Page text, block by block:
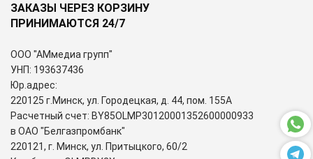
ЗАКАЗЫ ЧЕРЕЗ КОРЗИНУ
ПРИНИМАЮТСЯ 24/7
ООО "АМмедиа групп"
УНП: 193637436
Юр.адрес:
220125 г.Минск, ул. Городецкая, д. 44, пом. 155А
Расчетный счет: BY85OLMP30120001352600000933
в ОАО "Белгазпромбанк"
220121, г. Минск, ул. Притыцкого, 60/2